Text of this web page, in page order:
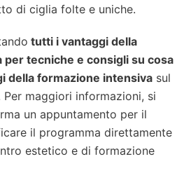
di ciglia folte e uniche.
tutti i vantaggi della
per tecniche e consigli su cosa
della formazione intensiva sul
maggiori informazioni, si
un appuntamento per il
il programma direttamente
estetico e di formazione